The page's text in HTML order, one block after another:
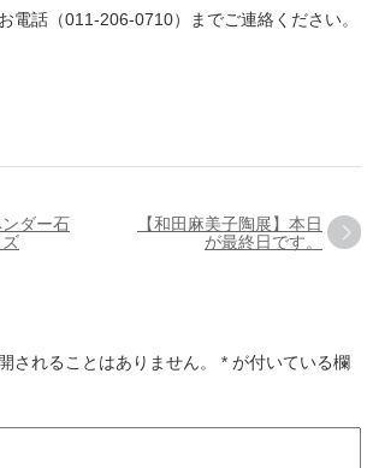
電話（011-206-0710）までご連絡ください。
ンダー石
【和田麻美子陶展】本日
が最終日です。
されることはありません。
* が付いている欄